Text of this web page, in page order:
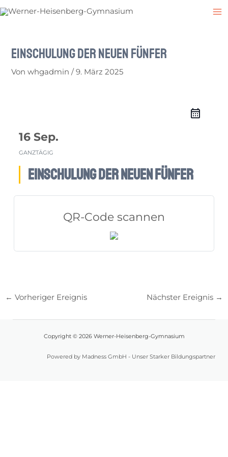
Inhalt
Einschulung der neuen Fünfer
Vonwhgadmin/9. März 2025
16 Sep.
GANZTÄGIG
Einschulung der neuen Fünfer
QR-Code scannen
navigation
← Vorheriger Ereignis Nächster Ereignis →
Copyright © 2026 Werner-Heisenberg-Gymnasium
Powered by Madness GmbH - Unser Starker Bildungspartner